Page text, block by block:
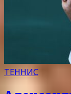
ТЕННИС